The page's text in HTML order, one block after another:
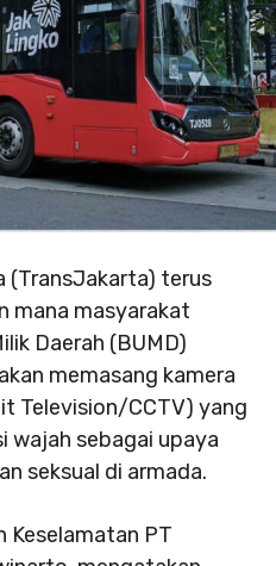
(TransJakarta) terus
mana masyarakat
Daerah (BUMD)
memasang kamera
Television/CCTV) yang
wajah sebagai upaya
seksual di armada.
Keselamatan PT